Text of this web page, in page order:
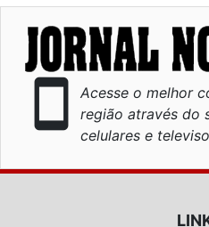
smartphone
Acesse o melhor
região através do
celulares e